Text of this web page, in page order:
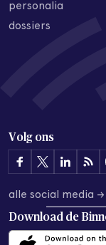
personalia
dossiers
Volg ons
alle social media →
Download de